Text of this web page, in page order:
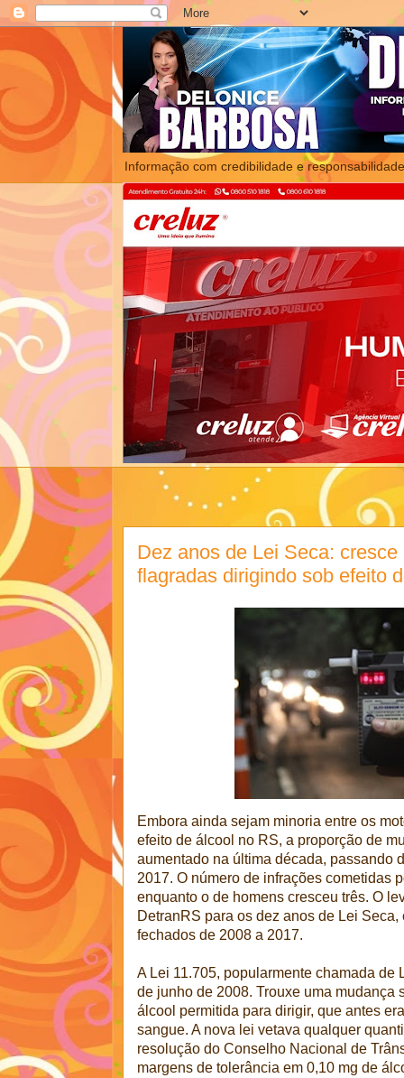
Informação com credibilidade e
Dez anos de Lei Seca:
flagradas dirigindo sob efeito
Embora ainda sejam minoria entre os
efeito de álcool no RS, a proporção de
aumentado na última década, passando
2017. O número de infrações cometidas
enquanto o de homens cresceu três. O
DetranRS para os dez anos de Lei
fechados de 2008 a 2017.
A Lei 11.705, popularmente chamada de
de junho de 2008. Trouxe uma mudança
álcool permitida para dirigir, que antes
sangue. A nova lei vetava qualquer
resolução do Conselho Nacional de
margens de tolerância em 0,10 mg de